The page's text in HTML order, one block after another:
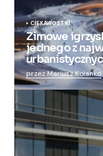
CIEKAWOSTKI
Zimowe
jednego z
przez Mariusz Kolanko